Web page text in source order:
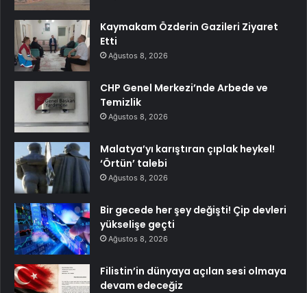
Kaymakam Özderin Gazileri Ziyaret
Etti
Ağustos 8, 2026
CHP Genel Merkezi’nde Arbede ve
Temizlik
Ağustos 8, 2026
Malatya’yı karıştıran çıplak heykel!
‘Örtün’ talebi
Ağustos 8, 2026
Bir gecede her şey değişti! Çip devleri
yükselişe geçti
Ağustos 8, 2026
Filistin’in dünyaya açılan sesi olmaya
devam edeceğiz